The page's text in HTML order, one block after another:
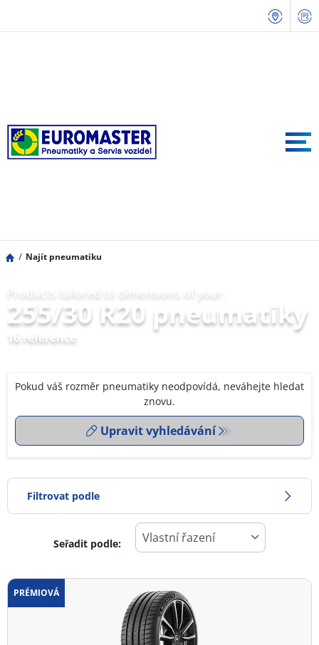
Najít pneumatiku
255/30 R20 pneumatiky
16 reference
Pokud váš rozměr pneumatiky neodpovídá, neváhejte hledat
znovu.
Upravit vyhledávání
Filtrovat podle
Typ pneumatiky
Všechny typy (16)
Seřadit podle:
PRÉMIOVÁ